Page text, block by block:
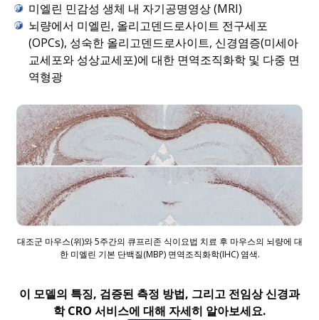
미엘린 민감성 생체 내 자기공명영상 (MRI)
뇌량에서 미엘린, 올리고덴드로사이트 전구세포
(OPCs), 성숙한 올리고덴드로사이트, 신경염증(미세아
교세포와 성상교세포)에 대한 면역조직화학 및 다중 면
역형광
대조군 마우스(위)와 5주간의 큐프리존 식이요법 치료 후 마우스의 뇌량에 대
한 미엘린 기본 단백질(MBP) 면역조직화학(IHC) 염색.
이 모델의 특징, 검증된 측정 방법, 그리고 전임상 신경과
학 CRO 서비스에 대해 자세히 알아보세요.